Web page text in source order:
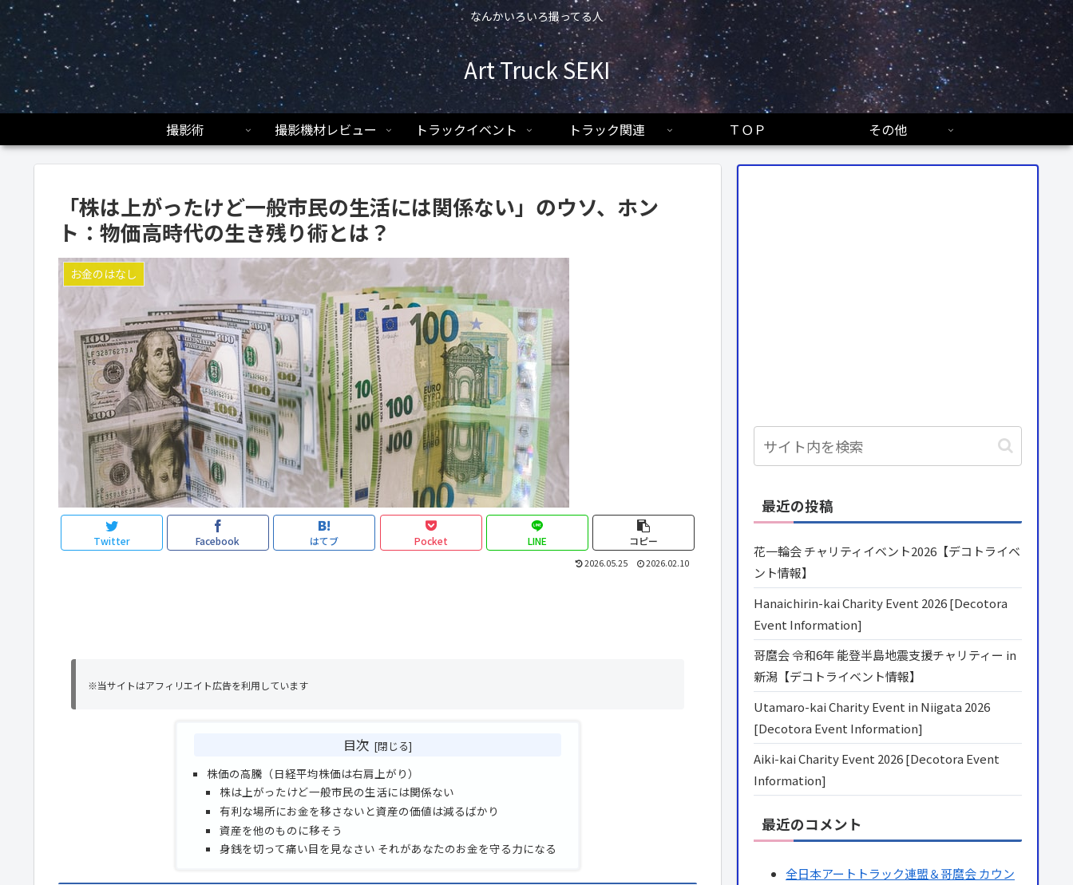
なんかいろいろ撮ってる人
Art Truck SEKI
撮影術 撮影機材レビュー トラックイベント トラック関連 ＴＯＰ その他
「株は上がったけど一般市民の生活には関係ない」のウソ、ホン
ト：物価高時代の生き残り術とは？
お金のはなし
Twitter Facebook はてブ Pocket LINE コピー
2026.05.25 2026.02.10
※当サイトはアフィリエイト広告を利用しています
目次
株価の高騰（日経平均株価は右肩上がり）
株は上がったけど一般市民の生活には関係ない
有利な場所にお金を移さないと資産の価値は減るばかり
資産を他のものに移そう
身銭を切って痛い目を見なさい それがあなたのお金を守る力になる
最近の投稿
花一輪会 チャリティイベント2026【デコトライベ
ント情報】
Hanaichirin-kai Charity Event 2026 [Decotora
Event Information]
哥麿会 令和6年 能登半島地震支援チャリティー in
新潟【デコトライベント情報】
Utamaro-kai Charity Event in Niigata 2026
[Decotora Event Information]
Aiki-kai Charity Event 2026 [Decotora Event
Information]
最近のコメント
全日本アートトラック連盟＆哥麿会 カウン